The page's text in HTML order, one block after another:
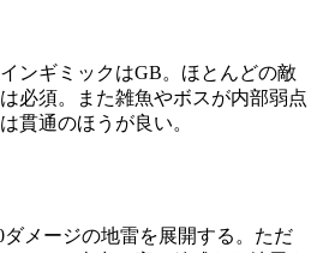
ンギミックはGB。ほとんどの敵
必須。また雑魚やボスが内部弱点
貫通のほうが良い。
メージの地雷を展開する。ただ